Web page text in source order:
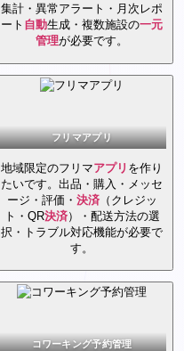
集計・異常アラート・月次レポ
ート 自動生成・複数施設の一元
管理が必要です。
フリマアプリ
地域限定のフリマアプリ を作り
たいです。出品・購入・メッセ
ージ・評価・ 決済（クレジッ
ト・QR決済）・配送方法の選
択・トラブル対応機能が必要で
す。
コワーキング予約管理